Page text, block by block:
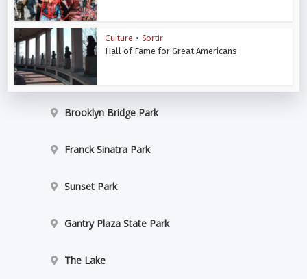
Culture • Sortir
Hall of Fame for Great Americans
Brooklyn Bridge Park
Franck Sinatra Park
Sunset Park
Gantry Plaza State Park
The Lake